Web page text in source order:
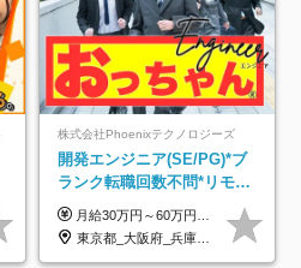
株式会社Phoenixテクノロジーズ
開発エンジニア(SE/PG)*ブ
ランク転職回数不問*リモー
ト案件多数*残業ほぼ0*通院
のための半休制度あり
月給30万円～60万円+住宅手当+職能手当+役職手当+決算賞与+報奨金 ※経験・能力を考慮し、優遇します ※給与には20時間分のみなし時間外手当(3万7000円以上)を含みます(超過時間分は別途追加支給) ※試用期間3～6ヵ月あり(その間の給与、待遇に差異なし) ※場合によって契約社員での採用の可能性あり(面接時に応相談)
東京都_大阪府_兵庫県_京都府_福岡県